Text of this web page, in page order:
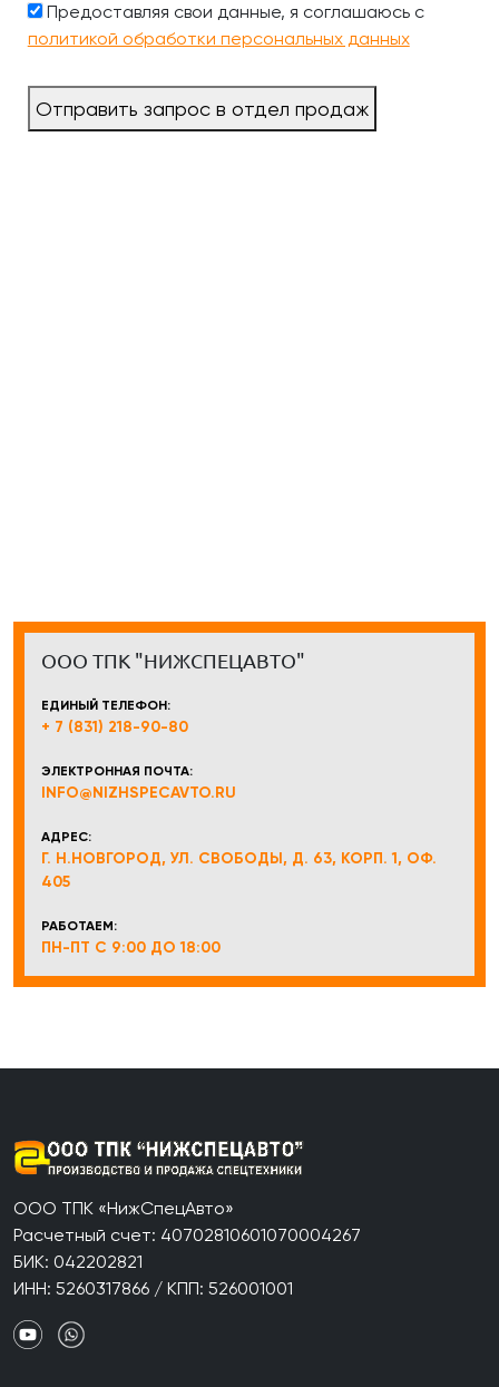
Предоставляя свои данные, я соглашаюсь с
политикой обработки персональных данных
Отправить запрос в отдел продаж
ООО ТПК "НИЖСПЕЦАВТО"
ЕДИНЫЙ ТЕЛЕФОН:
+ 7 (831) 218-90-80
ЭЛЕКТРОННАЯ ПОЧТА:
INFO@NIZHSPECAVTO.RU
АДРЕС:
Г. Н.НОВГОРОД, УЛ. СВОБОДЫ, Д. 63, КОРП. 1, ОФ.
405
РАБОТАЕМ:
ПН-ПТ С 9:00 ДО 18:00
ООО ТПК «НижСпецАвто»
Расчетный счет: 40702810601070004267
БИК: 042202821
ИНН: 5260317866 / КПП: 526001001